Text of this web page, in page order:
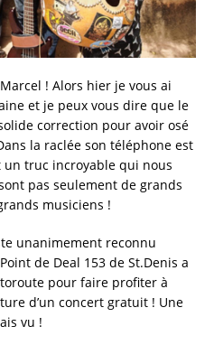
! Alors hier je vous ai
et je peux vous dire que le
correction pour avoir osé
la raclée son téléphone est
truc incroyable qui nous
pas seulement de grands
musiciens !
unanimement reconnu
de Deal 153 de St.Denis a
pour faire profiter à
d’un concert gratuit ! Une
vu !